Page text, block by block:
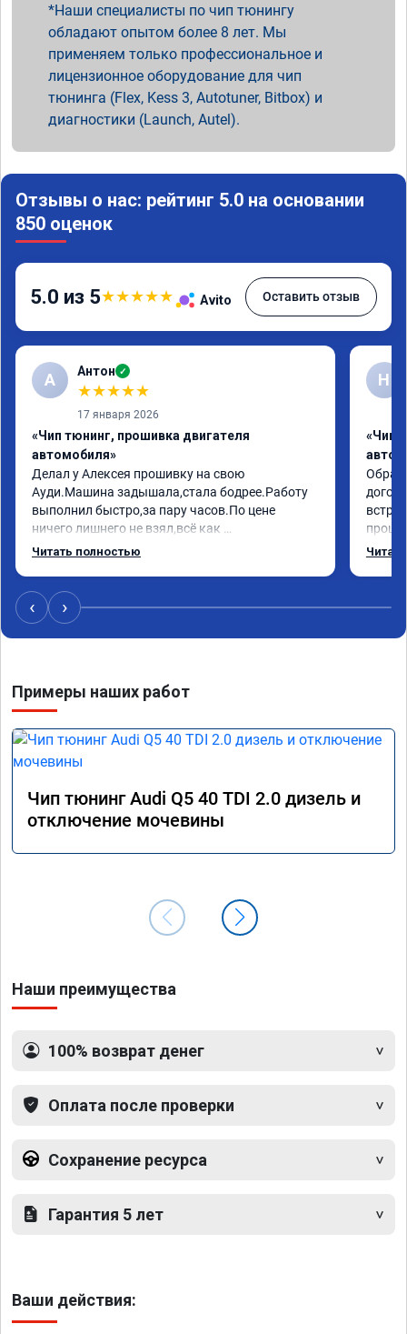
Наши специалисты по чип тюнингу
обладают опытом более 8 лет. Мы
применяем только профессиональное и
лицензионное оборудование для чип
тюнинга (Flex, Kess 3, Autotuner, Bitbox) и
диагностики (Launch, Autel).
Отзывы о нас: рейтинг 5.0 на основании
850 оценок
5.0 из 5★★★★★ Avito Оставить отзыв
А Антон ✓
★★★★★
17 января 2026
«Чип тюнинг, прошивка двигателя
автомобиля»
Делал у Алексея прошивку на свою
Ауди.Машина задышала,стала бодрее.Работу
выполнил быстро,за пару часов.По цене
ничего лишнего не взял,всё как
договаривались заранее.После работы
поломки авто.Однозначно рекомендую
Алексея как грамотного специалиста!
Читать полностью
Н
«Чип
Арман
‹ ›
Примеры наших работ
Чип тюнинг Audi Q5 40 TDI 2.0 дизель и
отключение мочевины
Наши преимущества
100% возврат денег
Оплата после проверки
Сохранение ресурса
Гарантия 5 лет
Ваши действия: